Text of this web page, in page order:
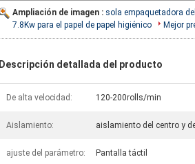
Ampliación de imagen : sola empaquetadora
7.8Kw para el papel de papel higiénico
Mejor
Descripción detallada del producto
De alta velocidad: 120-200rolls/min
Aislamiento: aislamiento del centro y
ajuste del parámetro: Pantalla táctil